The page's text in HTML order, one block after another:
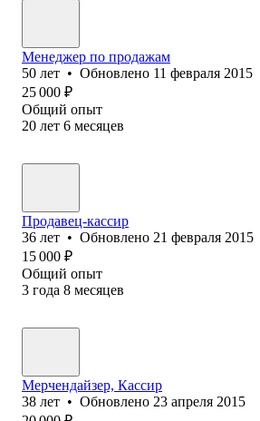
Менеджер по продажам
50 лет • Обновлено 11 февраля 2015
25 000 ₽
Общий опыт
20 лет 6 месяцев
Продавец-кассир
36 лет • Обновлено 21 февраля 2015
15 000 ₽
Общий опыт
3 года 8 месяцев
Мерчендайзер, Кассир
38 лет • Обновлено 23 апреля 2015